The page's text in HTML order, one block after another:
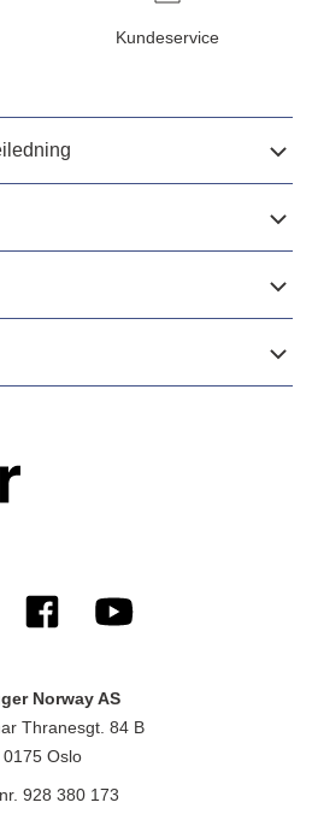
Kundeservice
Norway AS
Thranesgt. 84 B
0175 Oslo
928 380 173